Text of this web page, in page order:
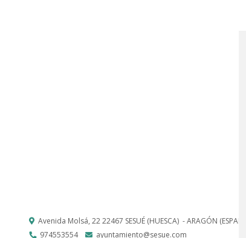
Avenida Molsá, 2222467 SESUÉ (HUESCA) - ARAGÓN (ESPAÑA)
974553554
ayuntamiento@sesue.com